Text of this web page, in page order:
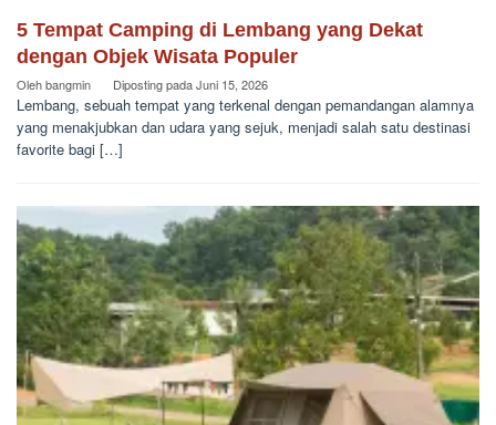
5 Tempat Camping di Lembang yang Dekat
dengan Objek Wisata Populer
Olehbangmin Diposting padaJuni 15, 2026
Lembang, sebuah tempat yang terkenal dengan pemandangan alamnya
yang menakjubkan dan udara yang sejuk, menjadi salah satu destinasi
favorite bagi […]